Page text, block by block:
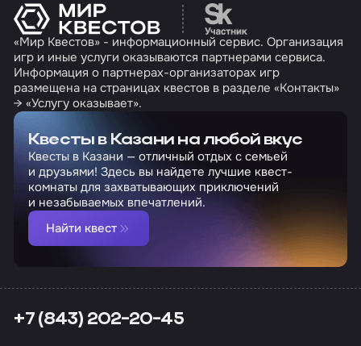
Перейти на сайт
«Мир Квестов» - информационный сервис. Организация
игр и иные услуги оказываются партнерами сервиса.
Информация о партнерах-организаторах игр
размещена на страницах квестов в разделе «Контакты»
→ «Услугу оказывает».
Квесты в Казани на любой вкус
Квесты в Казани — отличный отдых с семьей
и друзьями! Здесь вы найдете лучшие квест-
комнаты для захватывающих приключений
и незабываемых впечатлений.
Найти квест
+7 (843) 202-20-45